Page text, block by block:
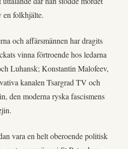
en folkhjälte.
och affärsmännen har dragits
vinna förtroende hos ledarna
Luhansk; Konstantin Malofeev,
kanalen Tsargrad TV och
den moderna ryska fascismens
vara en helt oberoende politisk